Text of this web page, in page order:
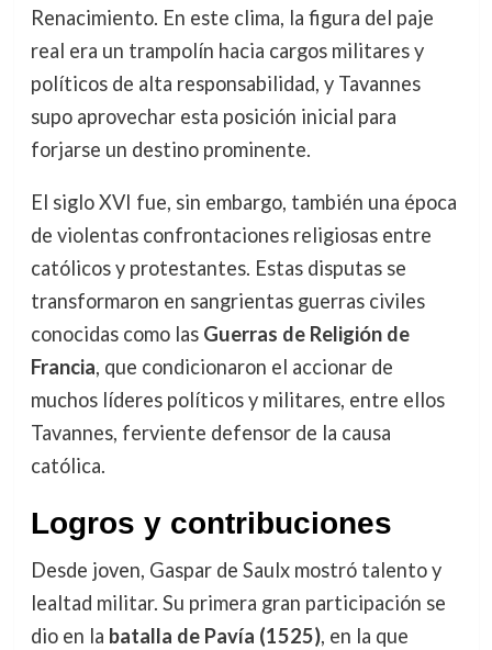
Renacimiento. En este clima, la figura del paje
real era un trampolín hacia cargos militares y
políticos de alta responsabilidad, y Tavannes
supo aprovechar esta posición inicial para
forjarse un destino prominente.
El siglo XVI fue, sin embargo, también una época
de violentas confrontaciones religiosas entre
católicos y protestantes. Estas disputas se
transformaron en sangrientas guerras civiles
conocidas como las Guerras de Religión de
Francia, que condicionaron el accionar de
muchos líderes políticos y militares, entre ellos
Tavannes, ferviente defensor de la causa
católica.
Logros y contribuciones
Desde joven, Gaspar de Saulx mostró talento y
lealtad militar. Su primera gran participación se
dio en la batalla de Pavía (1525), en la que